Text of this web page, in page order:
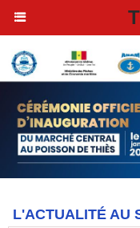
L'ACTUALITÉ AU